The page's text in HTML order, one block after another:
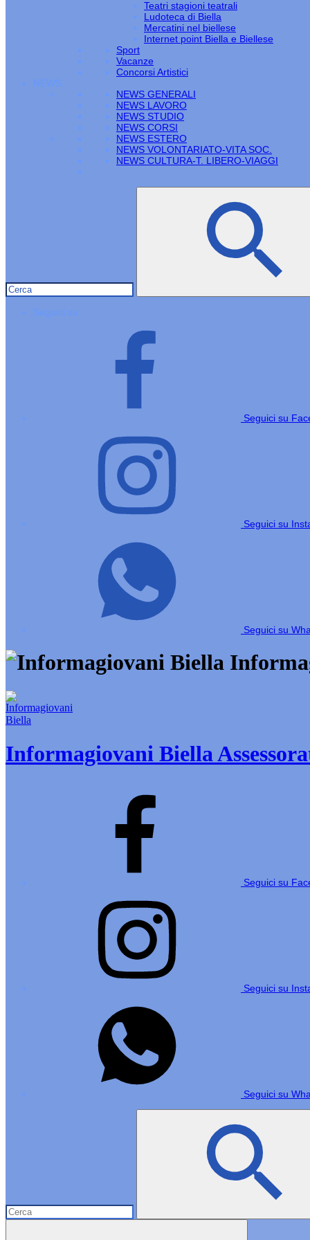
Teatri stagioni teatrali
Ludoteca di Biella
Mercatini nel biellese
Internet point Biella e Biellese
Sport
Vacanze
Concorsi Artistici
NEWS
NEWS GENERALI
NEWS LAVORO
NEWS STUDIO
NEWS CORSI
NEWS ESTERO
NEWS VOLONTARIATO-VITA SOC.
NEWS CULTURA-T. LIBERO-VIAGGI
Seguici su
Seguici su
Seguici su
Seguici su
Informagiovani Biella
Seguici su
Seguici su
Seguici su